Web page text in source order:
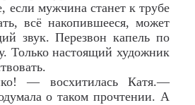
если мужчина станет к трубе
всё накопившееся, может
звук. Перезвон капель по
Только настоящий художник
— восхитилась Катя.—
о таком прочтении. А